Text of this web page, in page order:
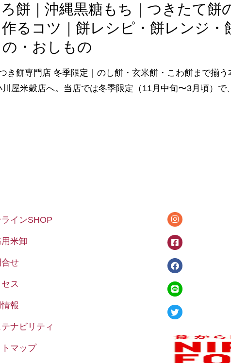
餅｜沖縄黒糖もち｜つきたて餅
るコツ｜餅レシピ・餅レンジ・
・おしもの
き餅専門店 冬季限定｜のし餅・玄米餅・こわ餅まで揃
屋米穀店へ。当店では冬季限定（11月中旬〜3月頃）
インSHOP
米卸
せ
ス
報
ナビリティ
マップ